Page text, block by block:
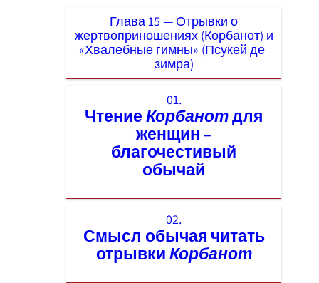
Глава 15 — Отрывки о
жертвоприношениях (Корбанот) и
«Хвалебные гимны» (Псукей де-
зимра)
01.
Чтение Корбанотдля
женщин –
благочестивый
обычай
02.
Смысл обычая читать
отрывки Корбанот